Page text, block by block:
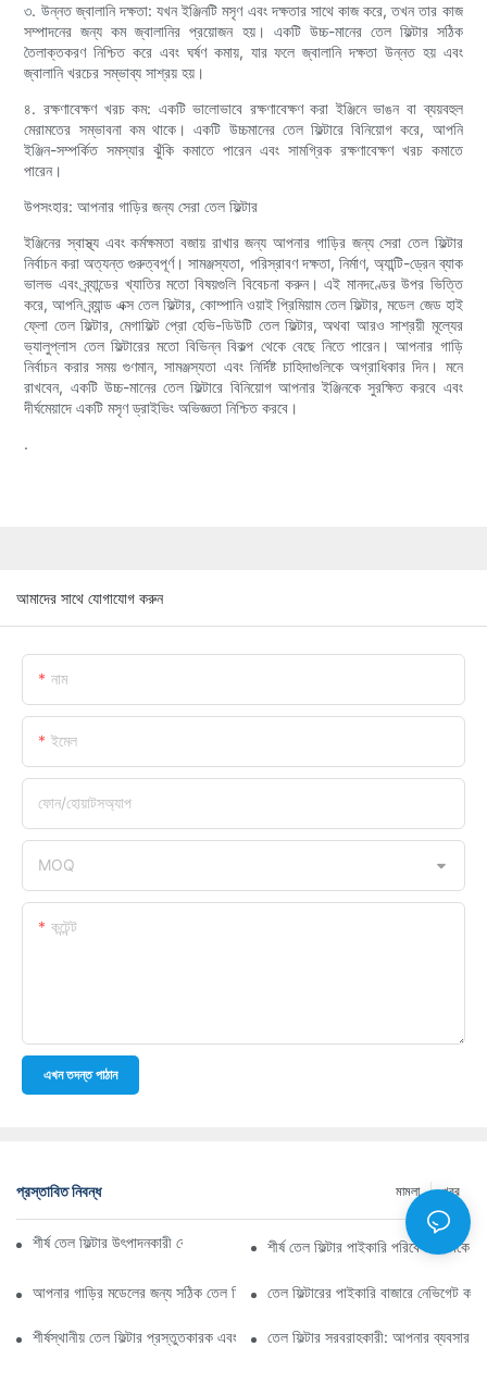
৩. উন্নত জ্বালানি দক্ষতা: যখন ইঞ্জিনটি মসৃণ এবং দক্ষতার সাথে কাজ করে, তখন তার কাজ
সম্পাদনের জন্য কম জ্বালানির প্রয়োজন হয়। একটি উচ্চ-মানের তেল ফিল্টার সঠিক
তৈলাক্তকরণ নিশ্চিত করে এবং ঘর্ষণ কমায়, যার ফলে জ্বালানি দক্ষতা উন্নত হয় এবং
জ্বালানি খরচের সম্ভাব্য সাশ্রয় হয়।
৪. রক্ষণাবেক্ষণ খরচ কম: একটি ভালোভাবে রক্ষণাবেক্ষণ করা ইঞ্জিনে ভাঙন বা ব্যয়বহুল
মেরামতের সম্ভাবনা কম থাকে। একটি উচ্চমানের তেল ফিল্টারে বিনিয়োগ করে, আপনি
ইঞ্জিন-সম্পর্কিত সমস্যার ঝুঁকি কমাতে পারেন এবং সামগ্রিক রক্ষণাবেক্ষণ খরচ কমাতে
পারেন।
উপসংহার: আপনার গাড়ির জন্য সেরা তেল ফিল্টার
ইঞ্জিনের স্বাস্থ্য এবং কর্মক্ষমতা বজায় রাখার জন্য আপনার গাড়ির জন্য সেরা তেল ফিল্টার
নির্বাচন করা অত্যন্ত গুরুত্বপূর্ণ। সামঞ্জস্যতা, পরিস্রাবণ দক্ষতা, নির্মাণ, অ্যান্টি-ড্রেন ব্যাক
ভালভ এবং ব্র্যান্ডের খ্যাতির মতো বিষয়গুলি বিবেচনা করুন। এই মানদণ্ডের উপর ভিত্তি
করে, আপনি ব্র্যান্ড এক্স তেল ফিল্টার, কোম্পানি ওয়াই প্রিমিয়াম তেল ফিল্টার, মডেল জেড হাই
ফ্লো তেল ফিল্টার, মেগাফিল্ট প্রো হেভি-ডিউটি ​​তেল ফিল্টার, অথবা আরও সাশ্রয়ী মূল্যের
ভ্যালুপ্লাস তেল ফিল্টারের মতো বিভিন্ন বিকল্প থেকে বেছে নিতে পারেন। আপনার গাড়ি
নির্বাচন করার সময় গুণমান, সামঞ্জস্যতা এবং নির্দিষ্ট চাহিদাগুলিকে অগ্রাধিকার দিন। মনে
রাখবেন, একটি উচ্চ-মানের তেল ফিল্টারে বিনিয়োগ আপনার ইঞ্জিনকে সুরক্ষিত করবে এবং
দীর্ঘমেয়াদে একটি মসৃণ ড্রাইভিং অভিজ্ঞতা নিশ্চিত করবে।
.
আমাদের সাথে যোগাযোগ করুন
নাম
ইমেল
ফোন/হোয়াটসঅ্যাপ
MOQ
কন্টেন্ট
এখন তদন্ত পাঠান
প্রস্তাবিত নিবন্ধ খবর
মামলা
শীর্ষ তেল ফিল্টার উৎপাদনকারী কোম্পানি: একটি বিস্তৃত সারসংক্ষেপশীর্ষ তেল ফিল্টার পাইকারি পরিবেশক: কাকে
আপনার গাড়ির মডেলের জন্য সঠিক তেল ফিল্টার নির্বাচন করা: মূল বিবেচ্য বিষয়গুলি
তেল ফিল্টারের পাইকারি বাজারে নেভিগেট
শীর্ষস্থানীয় তেল ফিল্টার প্রস্তুতকারক এবং তাদের উদ্ভাবনের উপর স্পটলাইট
তেল ফিল্টার সরবরাহকারী: আপনার ব্যবসার